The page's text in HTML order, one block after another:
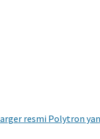
resmi Polytron